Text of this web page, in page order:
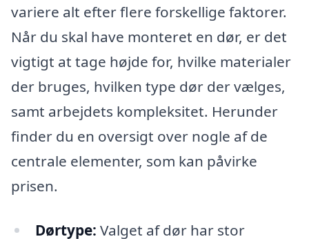
variere alt efter flere forskellige faktorer.
Når du skal have monteret en dør, er det
vigtigt at tage højde for, hvilke materialer
der bruges, hvilken type dør der vælges,
samt arbejdets kompleksitet. Herunder
finder du en oversigt over nogle af de
centrale elementer, som kan påvirke
prisen.
Dørtype: Valget af dør har stor